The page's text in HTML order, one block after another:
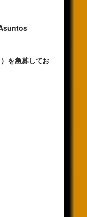
を急募してお